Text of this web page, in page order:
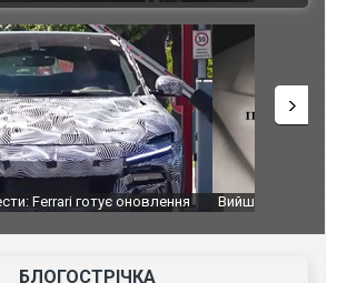
нової екранізації легендарного
Томаса Крауна"
БЛОГОСТРІЧКА